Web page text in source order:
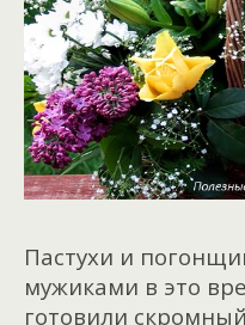
Пастухи и
мужиками в это
готовили